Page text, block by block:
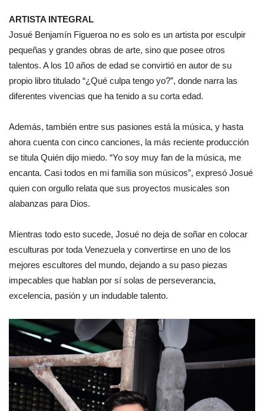
ARTISTA INTEGRAL
Josué Benjamín Figueroa no es solo es un artista por esculpir
pequeñas y grandes obras de arte, sino que posee otros
talentos. A los 10 años de edad se convirtió en autor de su
propio libro titulado “¿Qué culpa tengo yo?”, donde narra las
diferentes vivencias que ha tenido a su corta edad.
Además, también entre sus pasiones está la música, y hasta
ahora cuenta con cinco canciones, la más reciente producción
se titula Quién dijo miedo. “Yo soy muy fan de la música, me
encanta. Casi todos en mi familia son músicos”, expresó Josué
quien con orgullo relata que sus proyectos musicales son
alabanzas para Dios.
Mientras todo esto sucede, Josué no deja de soñar en colocar
esculturas por toda Venezuela y convertirse en uno de los
mejores escultores del mundo, dejando a su paso piezas
impecables que hablan por sí solas de perseverancia,
excelencia, pasión y un indudable talento.